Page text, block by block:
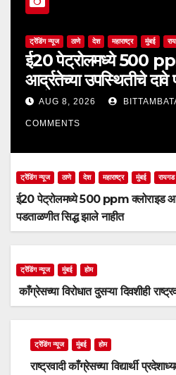
ट्रेंडिंग न्यूज ठाणे देश महाराष्ट्र मुंबई
ई20 पेट्रोलमध्ये 500
आर्द्रतेच्या उपस्थितीचे दावे
झाले नाहीत
AUG 8, 2026
COMMENTS
ट्रेंडिंग न्यूज ठाणे देश महाराष्ट्र मुंबई रायगड
ई20 पेट्रोलमध्ये 500 ppm क्लोराइड
पडताळणीत सिद्ध झाले नाहीत
ट्रेंडिंग न्यूज मुंबई होम
काँग्रेसच्या विरोधात दुसऱ्या दिवशीही
ट्रेंडिंग न्यूज मुंबई होम
राष्ट्रवादी काँग्रेसच्या विद्यार्थी